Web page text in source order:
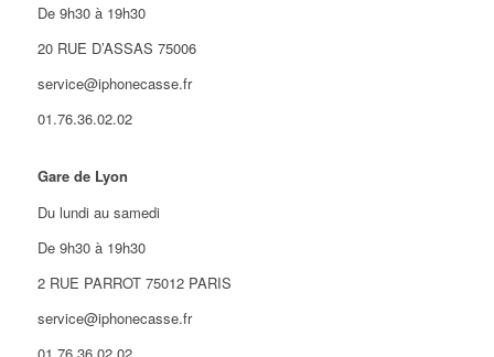
De 9h30 à 19h30
20 RUE D’ASSAS 75006
service@iphonecasse.fr
01.76.36.02.02
Gare de Lyon
Du lundi au samedi
De 9h30 à 19h30
2 RUE PARROT 75012 PARIS
service@iphonecasse.fr